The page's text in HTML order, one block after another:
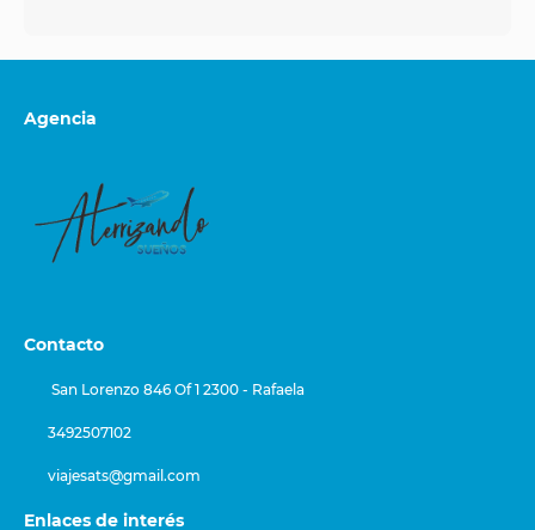
Agencia
Contacto
San Lorenzo 846 Of 1 2300 - Rafaela
3492507102
viajesats@gmail.com
Enlaces de interés